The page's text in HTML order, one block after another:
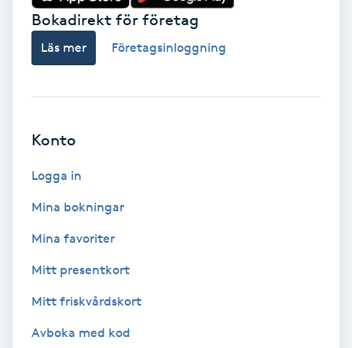
Nagelförlängning glasfiber
Nagelförlängning silke
Nagelsvamp
Nageltrång
Naglar borttagning
Bokadirekt för företag
Läs mer Företagsinloggning
Konto
Logga in
Mina bokningar
Mina favoriter
Mitt presentkort
Mitt friskvårdskort
Avboka med kod